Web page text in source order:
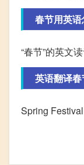
春节用英
“春节”的英文
英语翻译
Spring